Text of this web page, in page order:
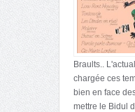
Braults..
chargée ces
bien en face
mettre le Bidul